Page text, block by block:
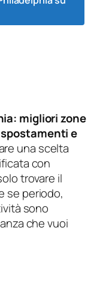
migliori zone
e
una scelta
con
trovare il
se periodo,
sono
che vuoi